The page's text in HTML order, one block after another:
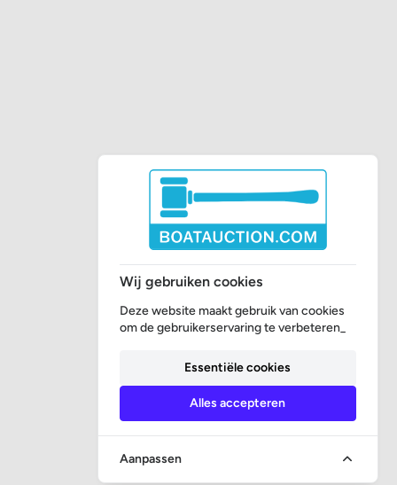
Wij gebruiken cookies
Deze website maakt gebruik van cookies
om de gebruikerservaring te verbeteren_
Essentiële cookies
Alles accepteren
Aanpassen